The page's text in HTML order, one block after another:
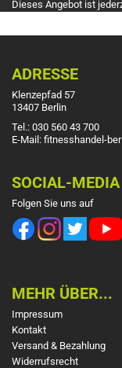
Dieses Angebot ist
ADRESSE
Klenzepfad 57
13407 Berlin
Tel.: 030 560 43 700
E-Mail: fitnesshandel-
SOCIAL-MEDIA
Folgen Sie uns auf
MEHR ÜBER...
Impressum
Kontakt
Versand & Bezahlung
Widerrufsrecht